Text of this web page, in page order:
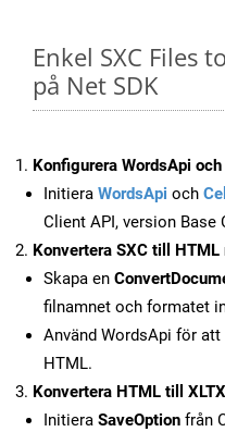
Enkel SXC Files
på Net SDK
Konfigurera WordsApi
Initiera WordsApi och
Client API, version Base
Konvertera SXC till HTML
Skapa en
filnamnet och formatet
Använd WordsApi för att
HTML.
Konvertera HTML till
Initiera SaveOption från